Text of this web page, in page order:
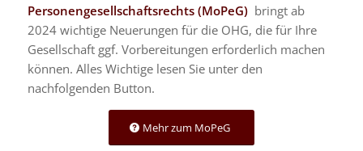
Personengesellschaftsrechts (MoPeG) bringt ab
2024 wichtige Neuerungen für die OHG, die für Ihre
Gesellschaft ggf. Vorbereitungen erforderlich machen
können. Alles Wichtige lesen Sie unter den
nachfolgenden Button.
Mehr zum MoPeG